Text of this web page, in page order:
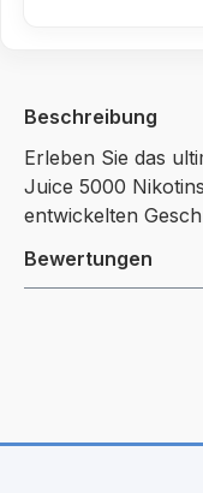
Beschreibung
Erleben Sie das
Juice 5000
entwickelten
Bewertungen